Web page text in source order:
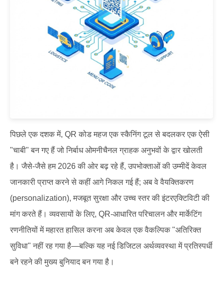
पिछले एक दशक में, QR कोड महज एक स्कैनिंग टूल से बदलकर एक ऐसी
"चाबी" बन गए हैं जो निर्बाध ओमनीचैनल ग्राहक अनुभवों के द्वार खोलती
है। जैसे-जैसे हम 2026 की ओर बढ़ रहे हैं, उपभोक्ताओं की उम्मीदें केवल
जानकारी प्राप्त करने से कहीं आगे निकल गई हैं; अब वे वैयक्तिकरण
(personalization), मजबूत सुरक्षा और उच्च स्तर की इंटरएक्टिविटी की
मांग करते हैं। व्यवसायों के लिए, QR-आधारित परिचालन और मार्केटिंग
रणनीतियों में महारत हासिल करना अब केवल एक वैकल्पिक "अतिरिक्त
सुविधा" नहीं रह गया है—बल्कि यह नई डिजिटल अर्थव्यवस्था में प्रतिस्पर्धी
बने रहने की मुख्य बुनियाद बन गया है।